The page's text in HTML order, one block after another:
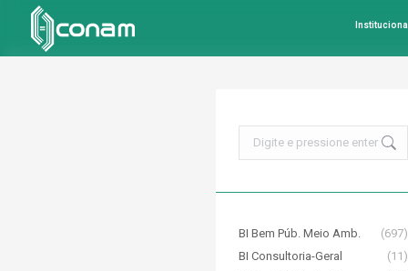
Institucional
BI Bem Púb. Meio Amb.
(697)
BI Consultoria-Geral
(11)